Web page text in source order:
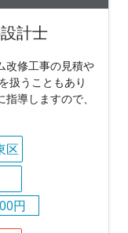
計士
改修工事の見積や
扱うこともあり
導しますので、
区
円